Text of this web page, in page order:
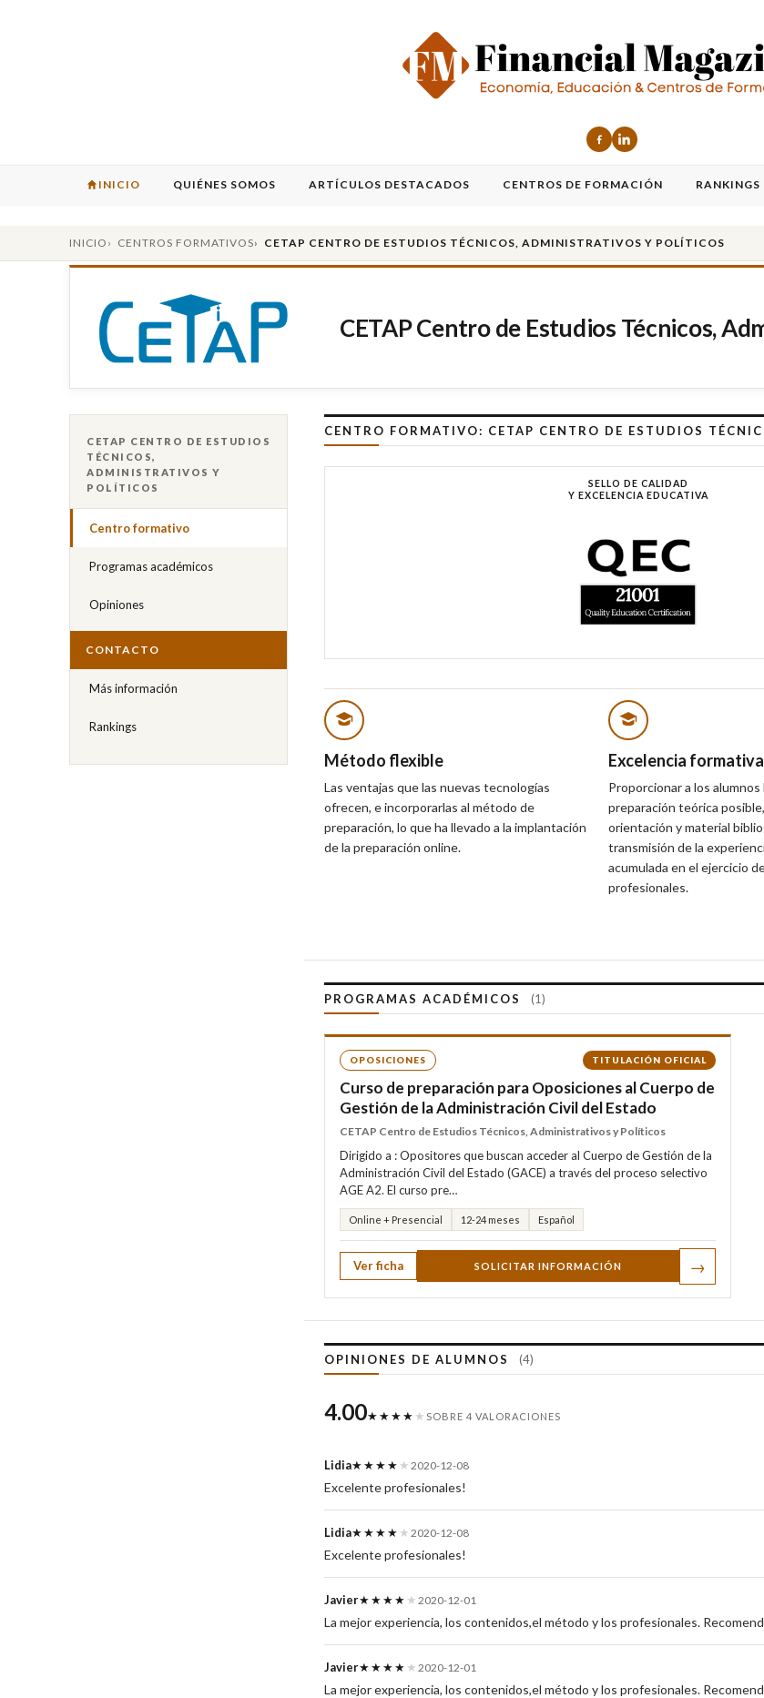
INICIO QUIÉNES SOMOS ARTÍCULOS DESTACADOS CENTROS DE FORMACIÓN RANKINGS
INICIO CENTROS FORMATIVOS CETAP CENTRO DE ESTUDIOS TÉCNICOS, ADMINISTRATIVOS Y POLÍTICOS
CETAP Centro de Estudios Técnicos,
CETAP CENTRO DE ESTUDIOS
TÉCNICOS,
ADMINISTRATIVOS Y
POLÍTICOS
Centro formativo
Programas académicos
Opiniones
CONTACTO
Más información
Rankings
CENTRO FORMATIVO: CETAP CENTRO DE ESTUDIOS
SELLO DE CALIDAD
Y EXCELENCIA EDUCATIVA
Método flexible
Las ventajas que las nuevas tecnologías
ofrecen, e incorporarlas al método de
preparación, lo que ha llevado a la implantación
de la preparación online.
Excelencia formativa
Proporcionar a los alumnos
preparación teórica
orientación y material
transmisión de la
acumulada en el ejercicio
profesionales.
PROGRAMAS ACADÉMICOS (1)
OPOSICIONES TITULACIÓN OFICIAL
Curso de preparación para Oposiciones al Cuerpo de
Gestión de la Administración Civil del Estado
CETAP Centro de Estudios Técnicos, Administrativos y Políticos
Dirigido a : Opositores que buscan acceder al Cuerpo de Gestión de la
Administración Civil del Estado (GACE) a través del proceso selectivo
AGE A2. El curso pre…
Online + Presencial 12-24 meses Español
Ver ficha SOLICITAR INFORMACIÓN →
OPINIONES DE ALUMNOS (4)
4.00★★★★ ★ SOBRE 4 VALORACIONES
Lidia★★★★ ★ 2020-12-08
Excelente profesionales!
Lidia★★★★ ★ 2020-12-08
Excelente profesionales!
Javier★★★★ ★ 2020-12-01
La mejor experiencia, los contenidos,el método y los profesionales.
Javier★★★★ ★ 2020-12-01
La mejor experiencia, los contenidos,el método y los profesionales.